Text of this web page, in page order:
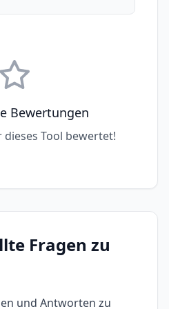
Bewertungen
dieses Tool bewertet!
Fragen zu
und Antworten zu